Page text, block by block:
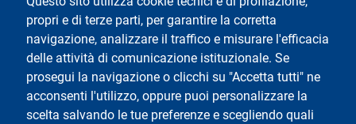
propri e di terze parti, per garantire la corretta
navigazione, analizzare il traffico e misurare l'efficacia
delle attività di comunicazione istituzionale. Se
prosegui la navigazione o clicchi su "Accetta tutti" ne
acconsenti l'utilizzo, oppure puoi personalizzare la
scelta salvando le tue preferenze e scegliendo quali
Testo
Università degli Studi di Milano